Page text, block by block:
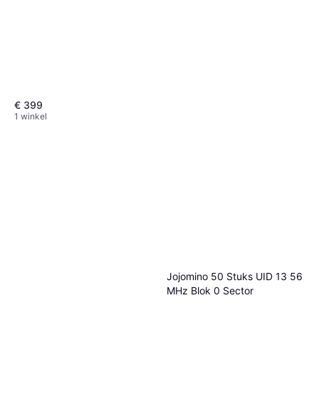
€ 399
1 winkel
Of 3 betalingen van € 24,12/mnd.
1 winkel
Jojomino 50 Stuks UID 13 56
MHz Blok 0 Sector